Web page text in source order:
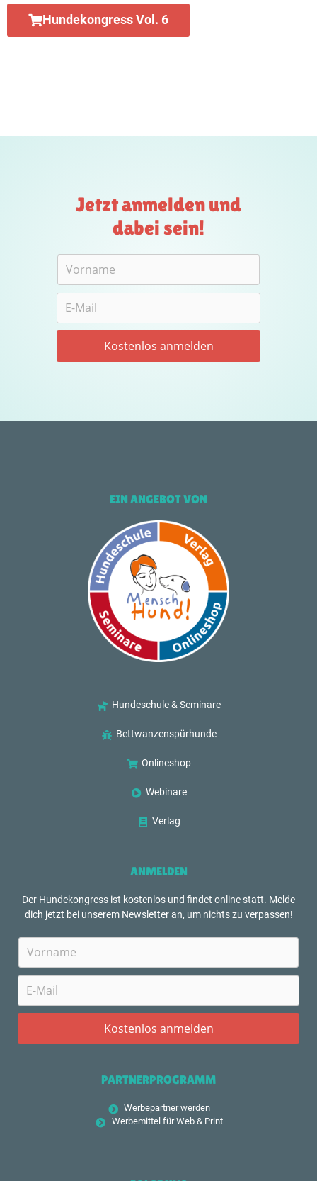
Hundekongress Vol. 6
Jetzt anmelden und
dabei sein!
EIN ANGEBOT VON
Hundeschule & Seminare
Bettwanzenspürhunde
Onlineshop
Webinare
Verlag
ANMELDEN
Der Hundekongress ist kostenlos und findet online statt. Melde
dich jetzt bei unserem Newsletter an, um nichts zu verpassen!
PARTNERPROGRAMM
Werbepartner werden
Werbemittel für Web & Print